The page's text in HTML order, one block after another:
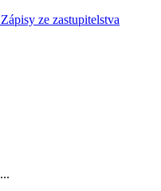
Zápisy ze zastupitelstva